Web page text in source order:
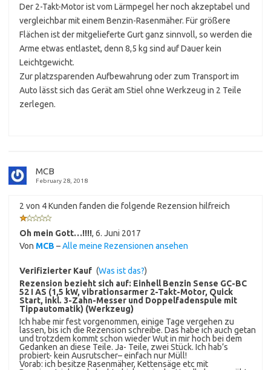
Der 2-Takt-Motor ist vom Lärmpegel her noch akzeptabel und
vergleichbar mit einem Benzin-Rasenmäher. Für größere
Flächen ist der mitgelieferte Gurt ganz sinnvoll, so werden die
Arme etwas entlastet, denn 8,5 kg sind auf Dauer kein
Leichtgewicht.
Zur platzsparenden Aufbewahrung oder zum Transport im
Auto lässt sich das Gerät am Stiel ohne Werkzeug in 2 Teile
zerlegen.
MCB
February 28, 2018
2 von 4 Kunden fanden die folgende Rezension hilfreich
Oh mein Gott…!!!!, 6. Juni 2017
Von MCB –Alle meine Rezensionen ansehen
Verifizierter Kauf (Was ist das?)
Rezension bezieht sich auf: Einhell Benzin Sense GC-BC
52 I AS (1,5 kW, vibrationsarmer 2-Takt-Motor, Quick
Start, inkl. 3-Zahn-Messer und Doppelfadenspule mit
Tippautomatik) (Werkzeug)
Ich habe mir fest vorgenommen, einige Tage vergehen zu
lassen, bis ich die Rezension schreibe. Das habe ich auch getan
und trotzdem kommt schon wieder Wut in mir hoch bei dem
Gedanken an diese Teile. Ja- Teile, zwei Stück. Ich hab’s
probiert- kein Ausrutscher– einfach nur Müll!
Vorab: ich besitze Rasenmäher, Kettensäge etc mit